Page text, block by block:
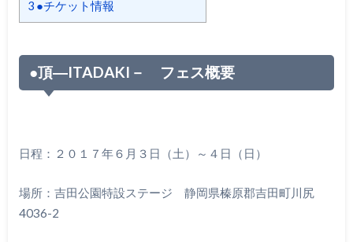
3●チケット情報
●頂―ITADAKI－ フェス概要
日程：２０１７年６月３日（土）～４日（日）
場所： 吉田公園特設ステージ 静岡県榛原郡吉田町川尻
4036-2